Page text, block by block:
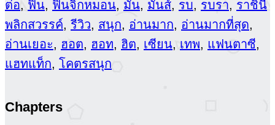
ต่อ, ฟิน, ฟินจิกหมอน, มัน, มันส์, รบ, รบรา, ราชินี
พลิกสวรรค์, รีวิว, สนุก, อ่านมาก, อ่านมากที่สุด,
อ่านเยอะ, ฮอต, ฮอท, ฮิต, เซียน, เทพ, แฟนตาซี,
แฮทแท็ก, โคตรสนุก
Chapters